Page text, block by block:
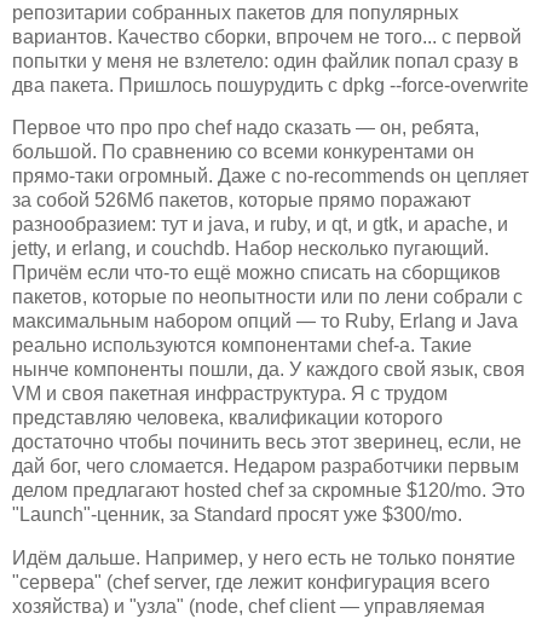
репозитарии собранных пакетов для популярных
вариантов. Качество сборки, впрочем не того... с первой
попытки у меня не взлетело: один файлик попал сразу в
два пакета. Пришлось пошурудить с dpkg --force-overwrite
Первое что про про chef надо сказать — он, ребята,
большой. По сравнению со всеми конкурентами он
прямо-таки огромный. Даже с no-recommends он цепляет
за собой 526Мб пакетов, которые прямо поражают
разнообразием: тут и java, и ruby, и qt, и gtk, и apache, и
jetty, и erlang, и couchdb. Набор несколько пугающий.
Причём если что-то ещё можно списать на сборщиков
пакетов, которые по неопытности или по лени собрали с
максимальным набором опций — то Ruby, Erlang и Java
реально используются компонентами chef-а. Такие
нынче компоненты пошли, да. У каждого свой язык, своя
VM и своя пакетная инфраструктура. Я с трудом
представляю человека, квалификации которого
достаточно чтобы починить весь этот зверинец, если, не
дай бог, чего сломается. Недаром разработчики первым
делом предлагают hosted chef за скромные $120/mo. Это
"Launch"-ценник, за Standard просят уже $300/mo.
Идём дальше. Например, у него есть не только понятие
"сервера" (chef server, где лежит конфигурация всего
хозяйства) и "узла" (node, chef client — управляемая